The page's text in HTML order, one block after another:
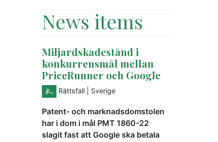
News items
Miljardskadestånd i
konkurrensmål mellan
PriceRunner och Google
Rättsfall | Sverige
Patent- och marknadsdomstolen
har i dom i mål PMT 1860-22
slagit fast att Google ska betala